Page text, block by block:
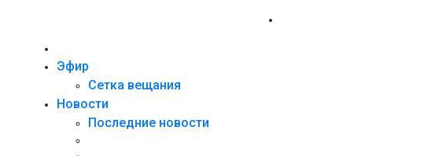
Эфир
Сетка вещания
Новости
Последние новости